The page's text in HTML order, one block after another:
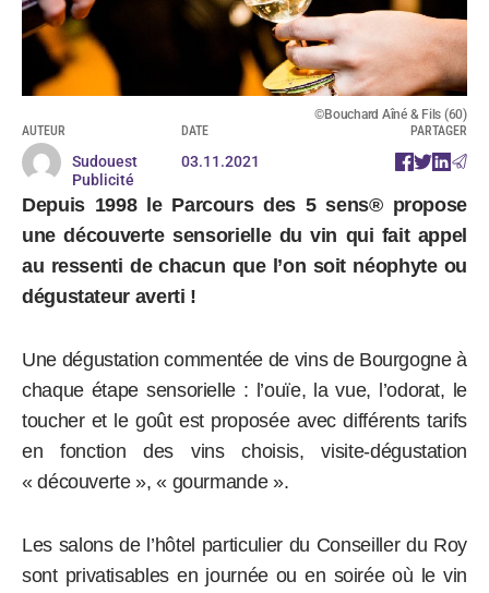
©Bouchard Aîné & Fils (60)
AUTEUR
Sudouest
Publicité
DATE
03.11.2021
PARTAGER
Depuis 1998 le Parcours des 5 sens®propose
une découverte sensorielle du vin qui fait appel
au ressenti de chacun que l’on soit néophyte ou
dégustateur averti !
Une dégustation commentée de vins de Bourgogne à
chaque étape sensorielle : l’ouïe, la vue, l’odorat, le
toucher et le goût est proposée avec différents tarifs
en fonction des vins choisis, visite-dégustation
« découverte », « gourmande ».
Les salons de l’hôtel particulier du Conseiller du Roy
sont privatisables en journée ou en soirée où le vin